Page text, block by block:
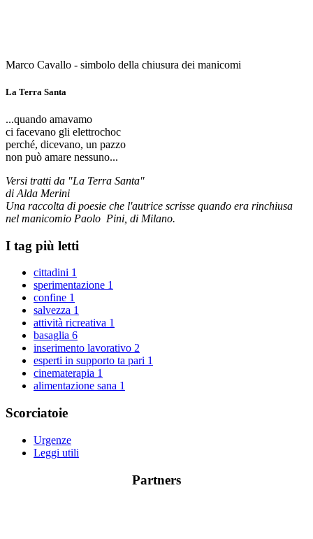
Marco Cavallo - simbolo della chiusura dei manicomi
La Terra Santa
...quando amavamo
ci facevano gli elettrochoc
perché, dicevano, un pazzo
non può amare nessuno...
Versi tratti da "La Terra Santa"
di Alda Merini
Una raccolta di poesie che l'autrice scrisse quando era rinchiusa
nel manicomio Paolo Pini, di Milano.
I tag più letti
cittadini 1
sperimentazione 1
confine 1
salvezza 1
attività ricreativa 1
basaglia 6
inserimento lavorativo 2
esperti in supporto ta pari 1
cinematerapia 1
alimentazione sana 1
Scorciatoie
Urgenze
Leggi utili
Partners